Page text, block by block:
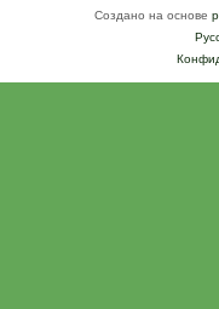
Создано на основе